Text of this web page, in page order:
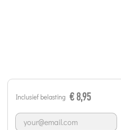
Inclusief belasting € 8,95